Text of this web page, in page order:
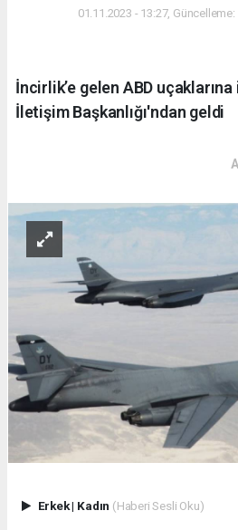
01.11.2023 - 13:27,
İncirlik’e gelen ABD
İletişim Başkanlığı'ndan geldi
Erkek| Kadın (Haberi Sesli Oku)